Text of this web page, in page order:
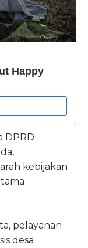
DPRD
kebijakan
pelayanan
desa